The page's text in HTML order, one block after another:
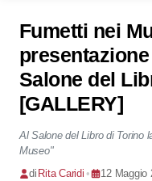
Fumetti nei
Salone del
[GALLERY]
Al Salone del Libro di Torino
Museo"
di Rita Caridi • 12 Maggio